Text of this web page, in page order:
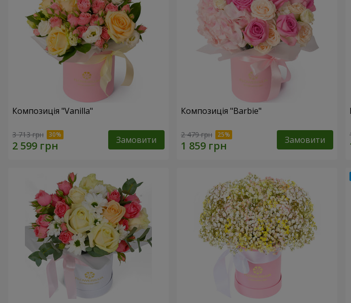
Композиція "Vanilla"
3 713 грн Замовити
Композиція "Barbie"
2 479 грн Замовити